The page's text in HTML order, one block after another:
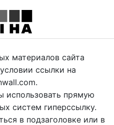
материалов сайта
ссылки на
прямую
систем гиперссылку.
в подзаголовке или в